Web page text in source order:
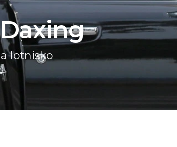
lotnisko